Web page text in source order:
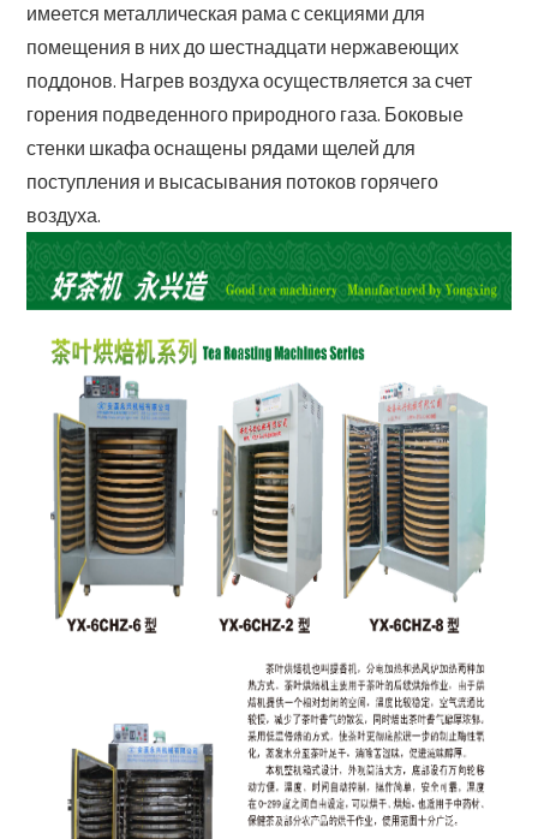
имеется металлическая рама с секциями для
помещения в них до шестнадцати нержавеющих
поддонов. Нагрев воздуха осуществляется за счет
горения подведенного природного газа. Боковые
стенки шкафа оснащены рядами щелей для
поступления и высасывания потоков горячего
воздуха.